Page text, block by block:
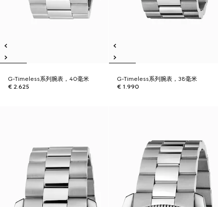
G-Timeless系列腕表，40毫米
€ 2.625
G-Timeless系列腕表，38毫米
€ 1.990